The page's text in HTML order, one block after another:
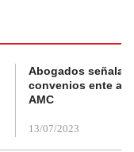
Abogados
convenios ente
AMC
13/07/2023